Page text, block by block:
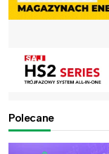
Polecane